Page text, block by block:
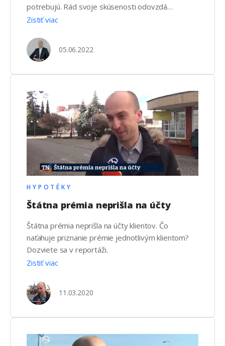
potrebujú. Rád svoje skúsenosti odovzdá
každému kto sa pridá do nášho tímu.
Zistiť viac
05.06.2022
HYPOTÉKY
Štátna prémia neprišla na účty
Štátna prémia neprišla na účty klientov. Čo
naťahuje priznanie prémie jednotlivým klientom?
Dozviete sa v reportáži.
Zistiť viac
11.03.2020